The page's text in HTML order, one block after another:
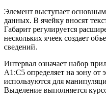
Элемент выступает
данных. В ячейку вносят
Габарит регулируется
нескольких ячеек создает
сведений.
Интервал означает набор
A1:C5 определяет на зону
используются для
Выделение выполняется